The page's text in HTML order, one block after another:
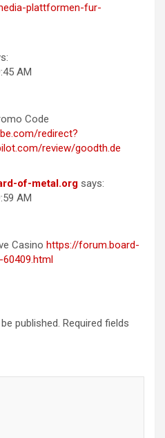
plattformen-fur-
AM
Code
redirect?
review/goodth.de
of-metal.org says:
AM
Casino https://forum.board-
published. Required fields